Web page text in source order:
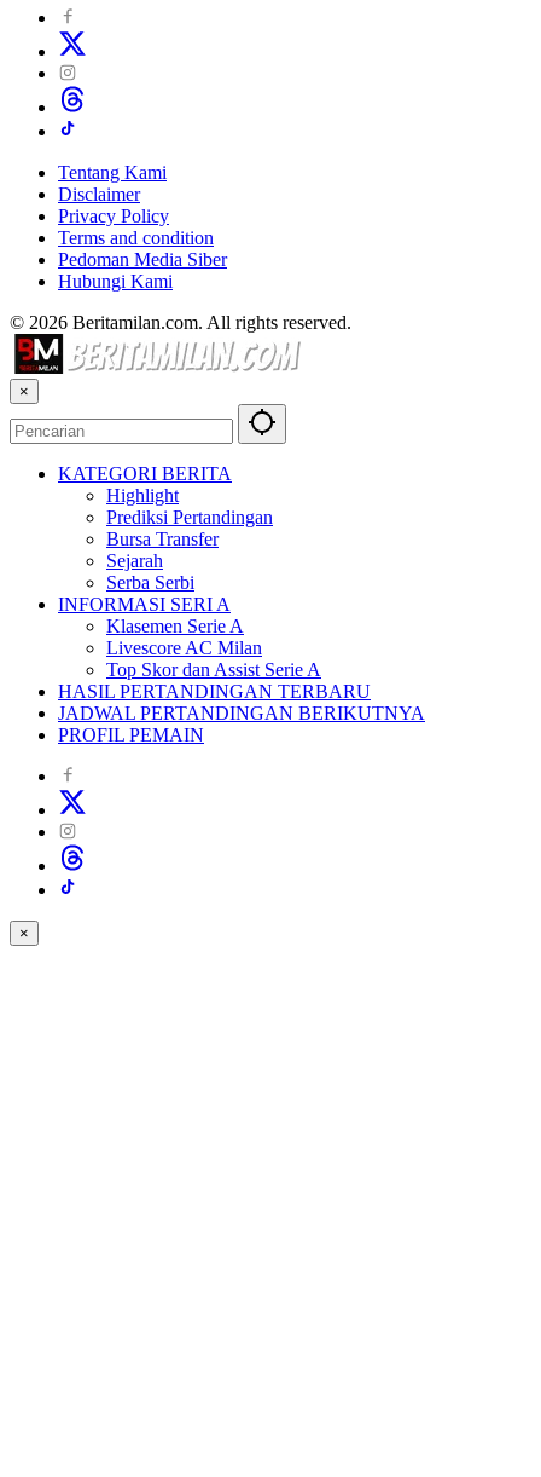
Tentang Kami
Disclaimer
Privacy Policy
Terms and condition
Pedoman Media Siber
Hubungi Kami
© 2026 Beritamilan.com. All rights reserved.
×
KATEGORI BERITA
Highlight
Prediksi Pertandingan
Bursa Transfer
Sejarah
Serba Serbi
INFORMASI SERI A
Klasemen Serie A
Livescore AC Milan
Top Skor dan Assist Serie A
HASIL PERTANDINGAN TERBARU
JADWAL PERTANDINGAN BERIKUTNYA
PROFIL PEMAIN
×